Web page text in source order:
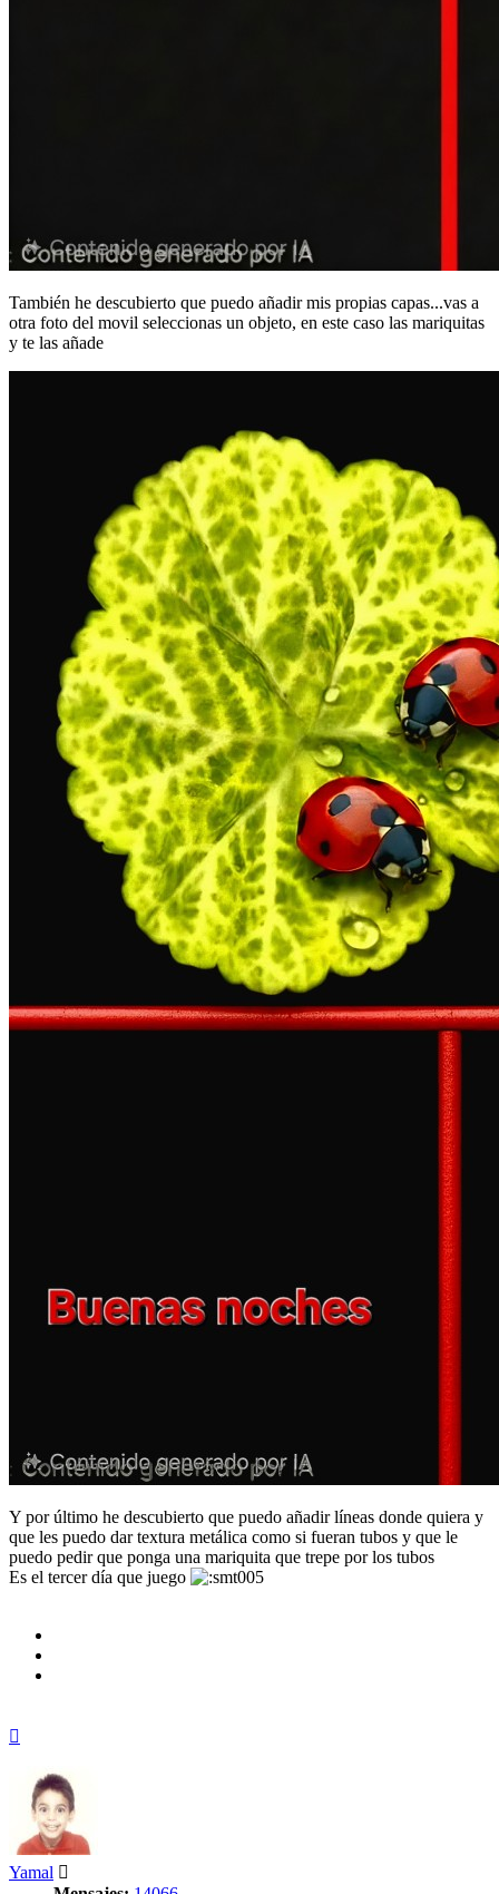
También he descubierto que puedo añadir mis propias capas...vas a
otra foto del movil seleccionas un objeto, en este caso las mariquitas
y te las añade
Y por último he descubierto que puedo añadir líneas donde quiera y
que les puedo dar textura metálica como si fueran tubos y que le
puedo pedir que ponga una mariquita que trepe por los tubos
Es el tercer día que juego
Yamal